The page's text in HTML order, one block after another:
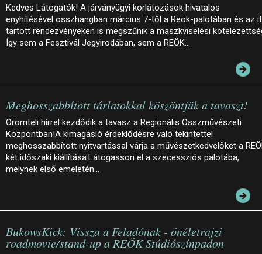
Kedves Látogatók! A járványügyi korlátozások hivatalos
enyhítésével összhangban március 7-től a Reök-palotában és az
tartott rendezvényeken is megszűnik a maszkviselési
Így sem a Fesztivál Jegyirodában, sem a REÖK…
Meghosszabbított tárlatokkal köszöntjük a tavaszt!
Örömteli hírrel kezdődik a tavasz a Regionális Összművészeti
Központban!A kimagasló érdeklődésre való tekintettel
meghosszabbított nyitvartással várja a művészetkedvelőket a
két időszaki kiállítása.Látogasson el a szecessziós palotába,
melynek első emeletén…
BukowsKick: Vissza a Feladónak - önéletrajzi
roadmovie/stand-up a REÖK Stúdiószínpadon